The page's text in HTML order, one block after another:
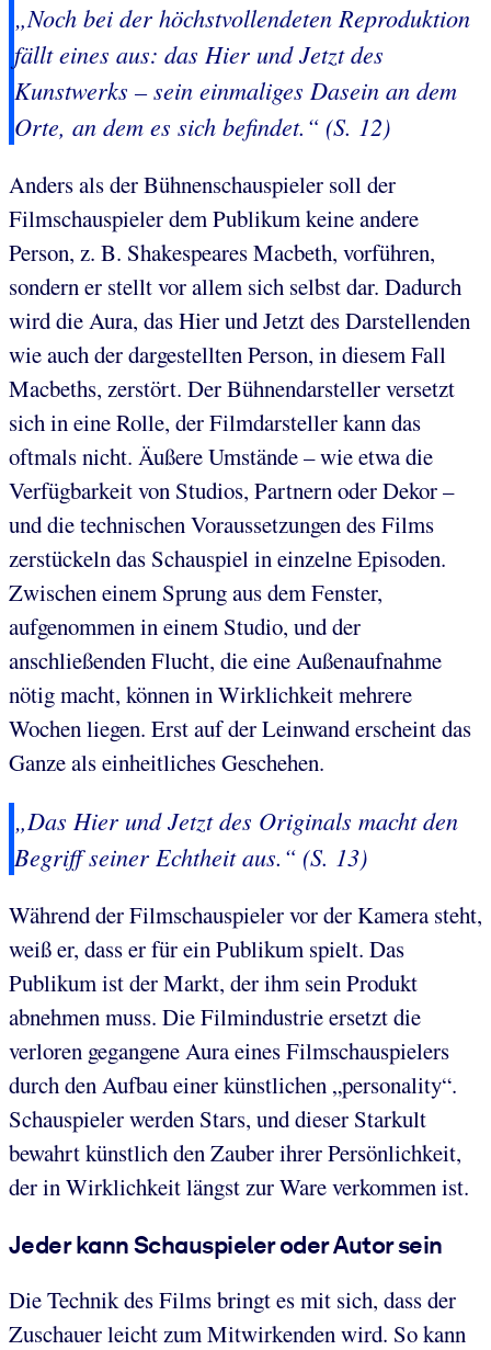
„Noch bei der höchstvollendeten Reproduktion
fällteines aus: das Hier und Jetzt des
Kunstwerks – sein einmaliges Dasein an dem
Orte, an dem es sich befindet.“ (S. 12)
Anders als der Bühnenschauspieler soll der
Filmschauspieler dem Publikum keine andere
Person, z. B. Shakespeares Macbeth, vorführen,
sondern er stellt vor allem sich selbst dar. Dadurch
wird die Aura, das Hier und Jetzt des Darstellenden
wie auch der dargestellten Person, in diesem Fall
Macbeths, zerstört. Der Bühnendarsteller versetzt
sich in eine Rolle, der Filmdarsteller kann das
oftmals nicht. Äußere Umstände – wie etwa die
Verfügbarkeit von Studios, Partnern oder Dekor –
und die technischen Voraussetzungen des Films
zerstückeln das Schauspiel in einzelne Episoden.
Zwischen einem Sprung aus dem Fenster,
aufgenommen in einem Studio, und der
anschließenden Flucht, die eine Außenaufnahme
nötig macht, können in Wirklichkeit mehrere
Wochen liegen. Erst auf der Leinwand erscheint das
Ganze als einheitliches Geschehen.
„Das Hier und Jetzt des Originals macht den
Begriff seiner Echtheit aus.“ (S. 13)
Während der Filmschauspieler vor der Kamera steht,
weiß er, dass er für ein Publikum spielt. Das
Publikum ist der Markt, der ihm sein Produkt
abnehmen muss. Die Filmindustrie ersetzt die
verloren gegangene Aura eines Filmschauspielers
durch den Aufbau einer künstlichen „personality“.
Schauspieler werden Stars, und dieser Starkult
bewahrt künstlich den Zauber ihrer Persönlichkeit,
der in Wirklichkeit längst zur Ware verkommen ist.
Jeder kann Schauspieler oder Autor sein
Die Technik des Films bringt es mit sich, dass der
Zuschauer leicht zum Mitwirkenden wird. So kann